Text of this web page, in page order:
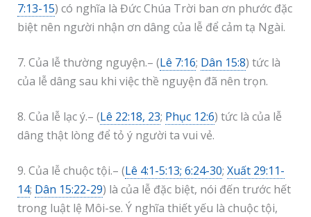
7:13-15) có nghĩa là Đức Chúa Trời ban ơn phước đặc
biệt nên người nhận ơn dâng của lễ để cảm tạ Ngài.
7. Của lễ thường nguyện.– (Lê 7:16; Dân 15:8) tức là
của lễ dâng sau khi việc thề nguyện đã nên trọn.
8. Của lễ lạc ý.– (Lê 22:18, 23; Phục 12:6) tức là của lễ
dâng thật lòng để tỏ ý người ta vui vẻ.
9. Của lễ chuộc tội.– (Lê 4:1-5:13; 6:24-30; Xuất 29:11-
14; Dân 15:22-29) là của lễ đặc biệt, nói đến trước hết
trong luật lệ Môi-se. Ý nghĩa thiết yếu là chuộc tội,